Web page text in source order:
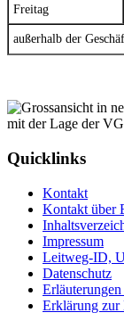
Freitag
außerhalb der
Quicklinks
Kontakt
Kontakt über
Impressum
Leitweg-ID,
Datenschutz
Erklärung zur